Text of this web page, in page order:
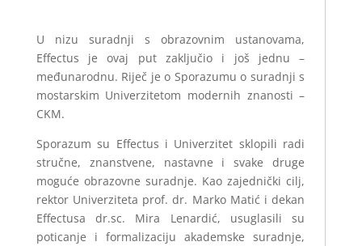
U nizu suradnji s obrazovnim ustanovama,
Effectus je ovaj put zaključio i još jednu –
međunarodnu. Riječ je o Sporazumu o suradnji s
mostarskim Univerzitetom modernih znanosti –
CKM.
Sporazum su Effectus i Univerzitet sklopili radi
stručne, znanstvene, nastavne i svake druge
moguće obrazovne suradnje. Kao zajednički cilj,
rektor Univerziteta prof. dr. Marko Matić i dekan
Effectusa dr.sc. Mira Lenardić, usuglasili su
poticanje i formalizaciju akademske suradnje,